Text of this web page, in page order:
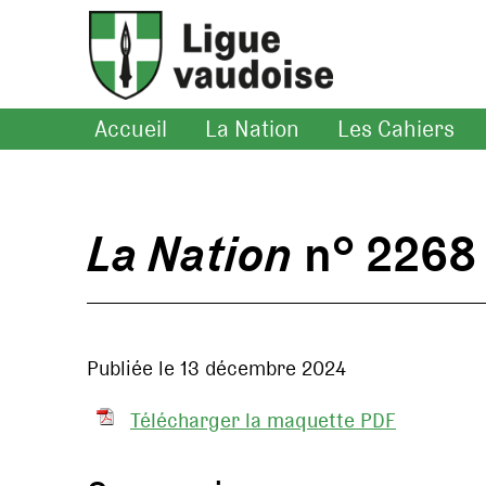
Accueil La Nation Les Cahiers
La Nation n° 2268
Publiée le 13 décembre 2024
Télécharger la maquette PDF